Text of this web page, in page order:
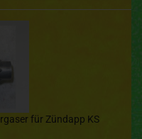
für Zündapp KS